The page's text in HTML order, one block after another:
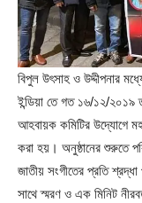
বিপুল উৎসাহ ও উদ্দীপনার
ইন্ডিয়া তে গত ১৬/১২/২০১৯
আহবায়ক কমিটির উদ্যোগে
করা হয়। অনুষ্ঠানের শুরুতে
জাতীয় সংগীতের প্রতি
সাথে স্মরণ ও এক মিনিট